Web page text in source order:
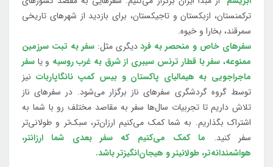
ترکمنستان، ازبکستان و تاجیکستان، برای بازدید از شهرهای تاریخی
سمرقند، بخارا و خیوه.
سفرهای خاص و منحصر به فرددیگری مثل:سفر به تبت سرزمین
ممنوعه، سفر با قطار ترنس سیبری از شرق به غرب روسیه و یا سفر
ماجراجویی به هیمالیای پاکستان و بیس کمپ نانگاپاربات نیز
توسط گروه گردشگری سفرهای ناز برگزار می‌شود. در سفرهای ناز
تلاش داریم تا تجربیات سال‌ها سفر به مقاصد مختلف رو با شما به
اشتراک بگذاریم. به شما کمک می‌کنیم ارزان‌تر، سبک‌تر و طولانی‌تر
سفر کنید. ما کمک می‌کنیم که سفر بعدی شما ارزانتر،
هواشمندانه‌تر، طولانی‎تر و هیجان‌انگیزتر باشد.